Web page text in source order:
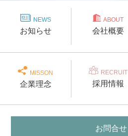
NEWS
お知らせ
ABOUT
会社概要
MISSON
企業理念
RECRUIT
採用情報
お問合せ